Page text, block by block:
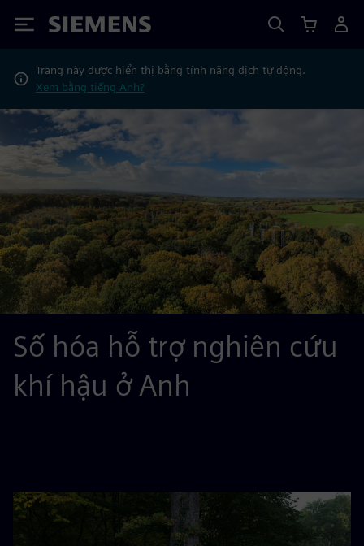
Siemens
Trang này được hiển thị bằng tính năng dịch tự động.
Xem bằng tiếng Anh?
Số hóa hỗ trợ nghiên cứu
khí hậu ở Anh